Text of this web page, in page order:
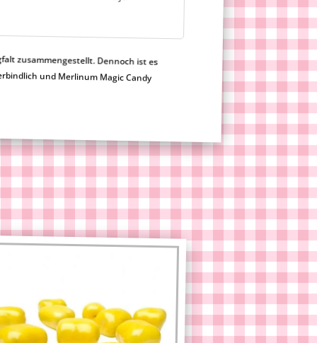
zusammengestellt. Dennoch ist es
verbindlich und Merlinum Magic Candy